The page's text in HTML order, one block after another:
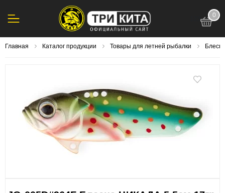
0
Главная Каталог продукции Товары для летней рыбалки